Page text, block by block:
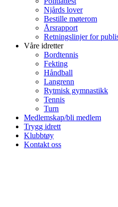
Njårds lover
Bestille møterom
Årsrapport
Retningslinjer for
Våre idretter
Bordtennis
Fekting
Håndball
Langrenn
Rytmisk gymnastikk
Tennis
Turn
Medlemskap/bli medlem
Trygg idrett
Klubbtøy
Kontakt oss